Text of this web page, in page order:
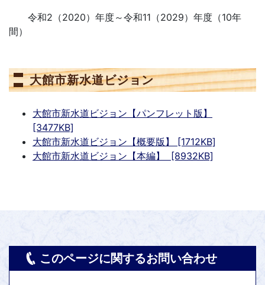
令和2（2020）年度～令和11（2029）年度（10年
間）
大館市新水道ビジョン
大館市新水道ビジョン【パンフレット版】
[3477KB]
大館市新水道ビジョン【概要版】 [1712KB]
大館市新水道ビジョン【本編】 [8932KB]
このページに関するお問い合わせ